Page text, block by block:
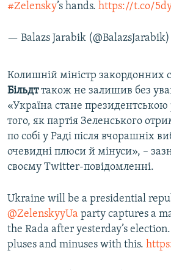
#Zelensky’s hands. https://t.co/
— Balazs Jarabik (@BalazsJarabik)
Колишній міністр закордонних
Більдттакож не залишив без
«Україна стане президентською
того, як партія Зеленського
по собі у Раді після вчорашніх
очевидні плюси й мінуси», –
своєму Twitter-повідомленні.
Ukraine will be a presidential
@ZelenskyyUa party captures a
the Rada after yesterday’s
pluses and minuses with this.